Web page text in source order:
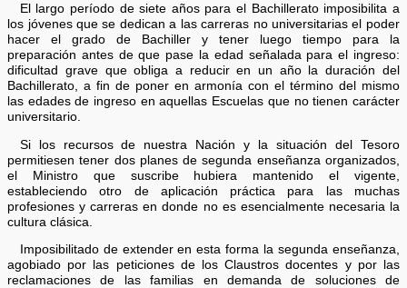
El largo período de siete años para el Bachillerato imposibilita a
los jóvenes que se dedican a las carreras no universitarias el poder
hacer el grado de Bachiller y tener luego tiempo para la
preparación antes de que pase la edad señalada para el ingreso:
dificultad grave que obliga a reducir en un año la duración del
Bachillerato, a fin de poner en armonía con el término del mismo
las edades de ingreso en aquellas Escuelas que no tienen carácter
universitario.
Si los recursos de nuestra Nación y la situación del Tesoro
permitiesen tener dos planes de segunda enseñanza organizados,
el Ministro que suscribe hubiera mantenido el vigente,
estableciendo otro de aplicación práctica para las muchas
profesiones y carreras en donde no es esencialmente necesaria la
cultura clásica.
Imposibilitado de extender en esta forma la segunda enseñanza,
agobiado por las peticiones de los Claustros docentes y por las
reclamaciones de las familias en demanda de soluciones de